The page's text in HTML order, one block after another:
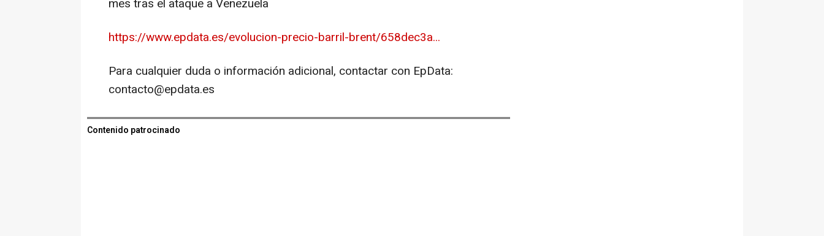
mes tras el ataque a Venezuela
https://www.epdata.es/evolucion-precio-barril-brent/658dec3a...
Para cualquier duda o información adicional, contactar con EpData:
contacto@epdata.es
Contenido patrocinado